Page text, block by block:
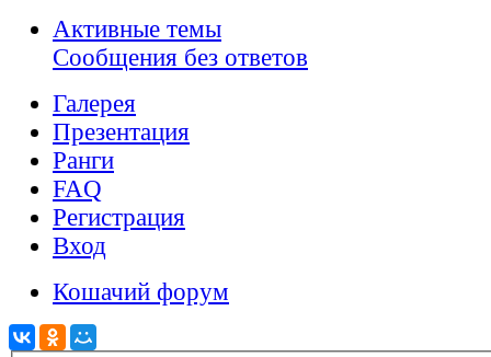
Активные темы
Сообщения без ответов
Галерея
Презентация
Ранги
FAQ
Регистрация
Вход
Кошачий форум